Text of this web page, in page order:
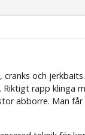
och
rapp klinga
abborre. Man